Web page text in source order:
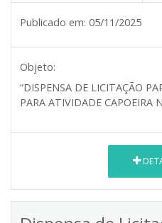
Publicado em: 05/11/2025
Objeto:
“DISPENSA DE LICITAÇÃO
PARA ATIVIDADE CAPOEIRA